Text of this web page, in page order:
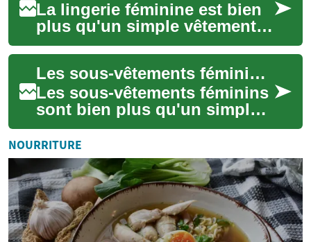
La lingerie féminine est bien
plus qu'un simple vêtement.
C'est un symbole de féminité,
d'élégance et de confiance
en...
Les sous-vêtements féminins : confort, style et confiance
Les sous-vêtements féminins
sont bien plus qu'un simple
vêtement fonctionnel. Ils
jouent un rôle crucial dans le
conf...
NOURRITURE